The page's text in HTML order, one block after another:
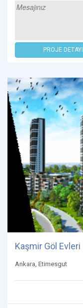
PROJE DETAYI
Kaşmir Göl Evleri
Ankara, Etimesgut